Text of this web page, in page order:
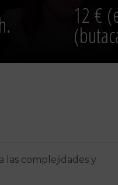
12 €
las complejidades y